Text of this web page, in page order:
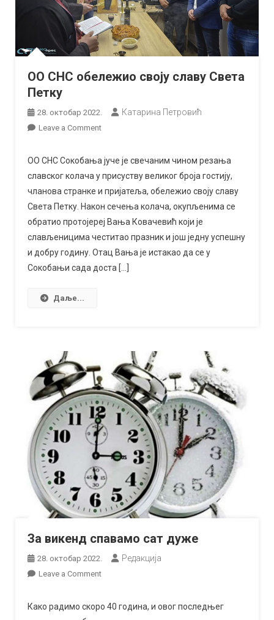
ОО СНС обележио своју славу Света
Петку
28. октобар 2022. Катарина Петровић
Leave a Commenton
СНС
своју
славу
Света
Петку
ОО СНС Сокобања јуче је свечаним чином резања
славског колача у присуству великог броја гостију,
чланова странке и пријатеља, обележио своју славу
Света Петку. Након сечења колача, окупљенима се
обратио протојереј Вања Ковачевић који је
слављеницима честитао празник и још једну успешну
и добру годину. Отац Вања је истакао да се у
Сокобањи сада доста […]
Даље...
За викенд спавамо сат дуже
28. октобар 2022. Редакција
Leave a Commenton
викенд
Како радимо скоро 40 година, и овог последњег